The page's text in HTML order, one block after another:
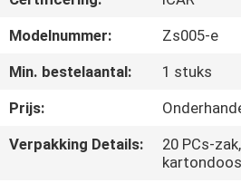
CONTACTEER
ONS
Modelnummer:
Zs005-e
Min. bestelaantal:
1 stuks
Prijs:
Verpakking Details:
20 PCs-